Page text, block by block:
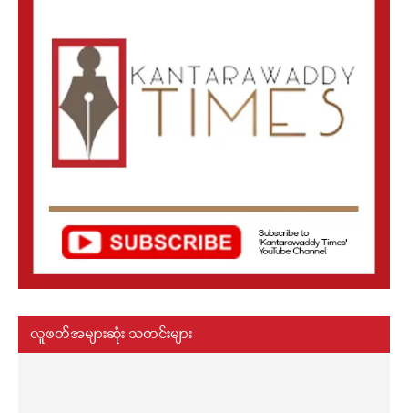
လူဖတ်အများဆုံး သတင်းများ